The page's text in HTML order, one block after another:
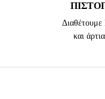
Διαθέτουμε
και